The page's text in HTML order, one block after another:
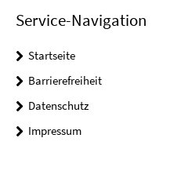
Service-Navigation
Startseite
Barrierefreiheit
Datenschutz
Impressum